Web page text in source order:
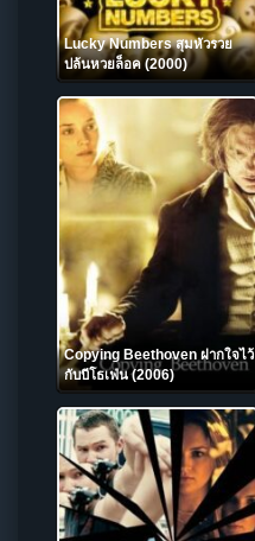
Lucky Numbers สุมหัวรวย
ปล้นหวยล็อค (2000)
Copying Beethoven ฝากใจไว้
กับบีโธเฟ่น (2006)